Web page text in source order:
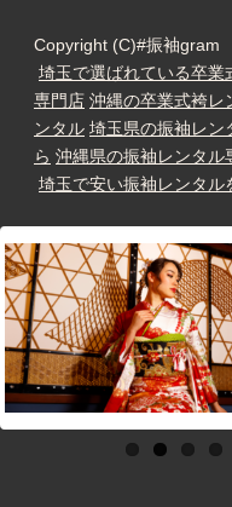
Copyright (C)#振袖
埼玉で選ばれている卒業
専門店 沖縄の卒業式袴レ
ンタル 埼玉県の振袖レン
ら 沖縄県の振袖レンタル
埼玉で安い振袖レンタル